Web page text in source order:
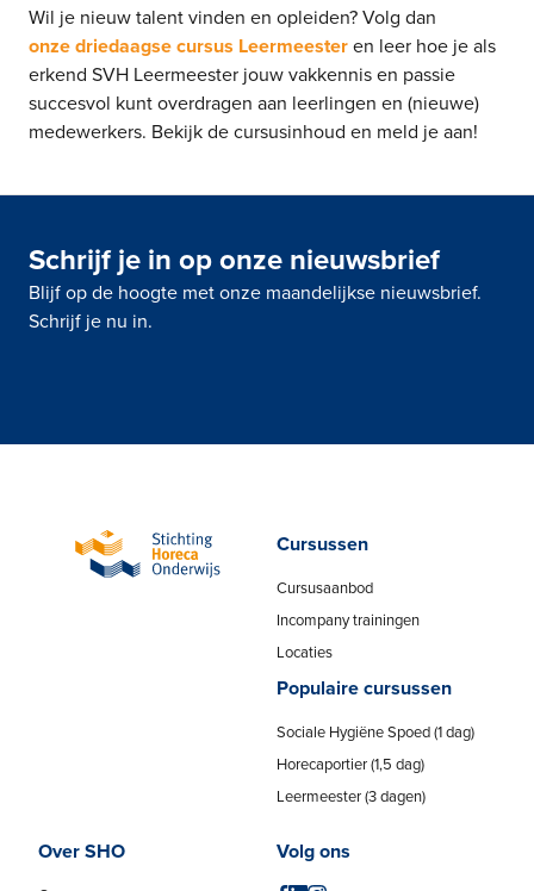
Wil je nieuw talent vinden en opleiden? Volg dan
onze driedaagse cursus Leermeester en leer hoe je als
erkend SVH Leermeester jouw vakkennis en passie
succesvol kunt overdragen aan leerlingen en (nieuwe)
medewerkers. Bekijk de cursusinhoud en meld je aan!
Schrijf je in op onze nieuwsbrief
Blijf op de hoogte met onze maandelijkse nieuwsbrief.
Schrijf je nu in.
Cursussen
Cursusaanbod
Incompany trainingen
Locaties
Populaire cursussen
Sociale Hygiëne Spoed (1 dag)
Horecaportier (1,5 dag)
Leermeester (3 dagen)
Over SHO Volg ons